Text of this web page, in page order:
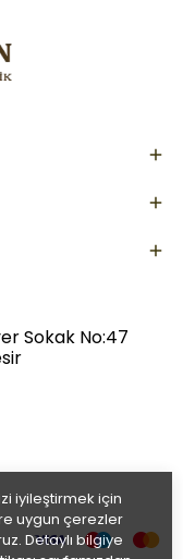
iyileştirmek için
uygun çerezler
Detaylı bilgiye
Sokak No:47